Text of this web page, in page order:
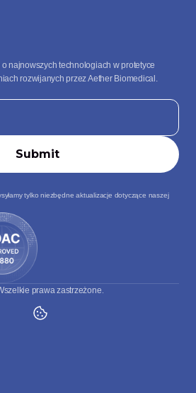
najnowszych technologiach w protetyce
rozwijanych przez Aether Biomedical.
tylko niezbędne aktualizacje dotyczące naszej
prawa zastrzeżone.